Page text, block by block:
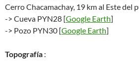
Cerro Chacamachay, 19 km al Este del
-> Cueva PYN28 [Google Earth]
-> Pozo PYN30 [Google Earth]
Topografía :